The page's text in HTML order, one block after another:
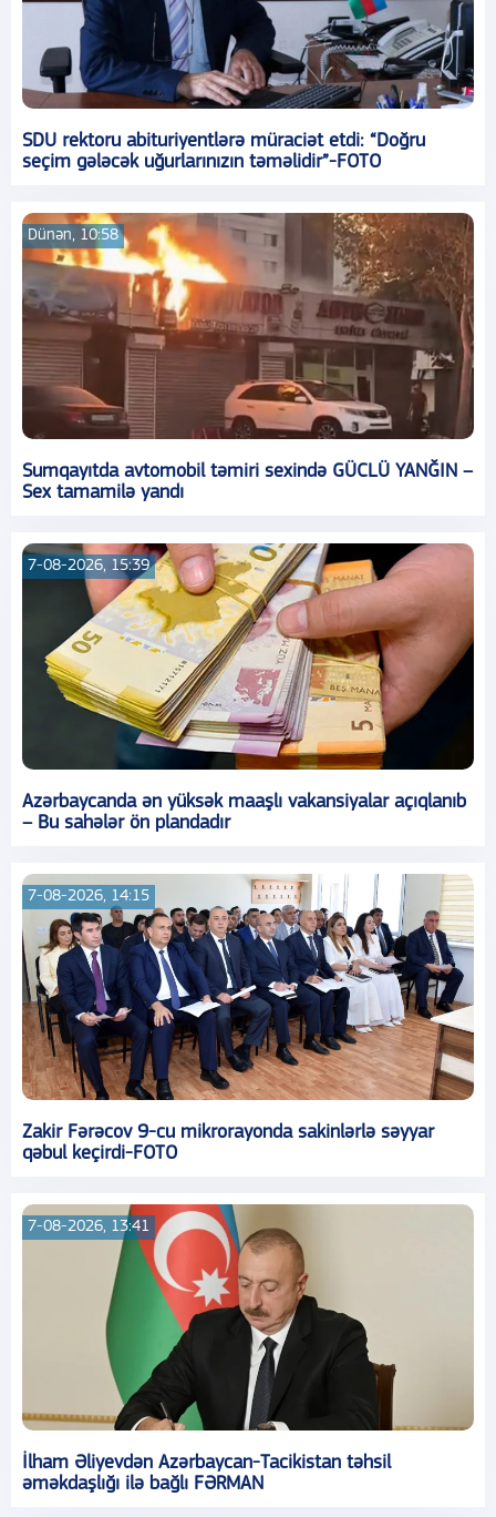
SDU rektoru abituriyentlərə müraciət etdi: “Doğru
seçim gələcək uğurlarınızın təməlidir”-FOTO
Dünən, 10:58
Sumqayıtda avtomobil təmiri sexində GÜCLÜ YANĞIN –
Sex tamamilə yandı
7-08-2026, 15:39
Azərbaycanda ən yüksək maaşlı vakansiyalar açıqlanıb
– Bu sahələr ön plandadır
7-08-2026, 14:15
Zakir Fərəcov 9-cu mikrorayonda sakinlərlə səyyar
qəbul keçirdi-FOTO
7-08-2026, 13:41
İlham Əliyevdən Azərbaycan-Tacikistan təhsil
əməkdaşlığı ilə bağlı FƏRMAN